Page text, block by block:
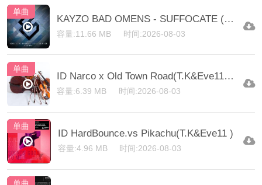
单曲
KAYZO BAD OMENS - SUFFOCATE (NMO EDIT)
容量:11.66 MB 时间:2026-08-03
单曲
ID Narco x Old Town Road(T.K&Eve11 Mix)
容量:6.39 MB 时间:2026-08-03
单曲
ID HardBounce.vs Pikachu(T.K&Eve11 )
容量:4.96 MB 时间:2026-08-03